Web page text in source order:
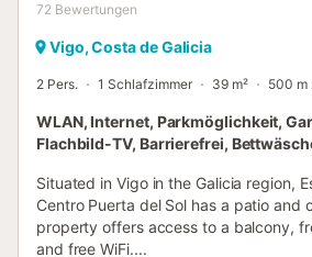
72 Bewertungen
Vigo, Costa de Galicia
2 Pers. 1 Schlafzimmer 39 m² 500 m
WLAN, Internet, Parkmöglichkeit,
Flachbild-TV, Barrierefrei,
Situated in Vigo in the Galicia region,
Centro Puerta del Sol has a patio and
property offers access to a balcony,
and free WiFi....